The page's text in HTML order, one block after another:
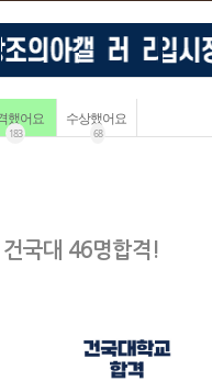
했어요
183
수상했어요
68
국대 46명합격!